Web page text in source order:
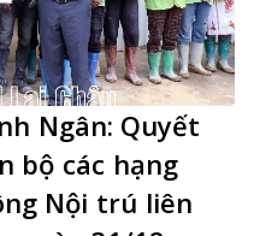
Ngân: Quyết
bộ các hạng
Nội trú liên